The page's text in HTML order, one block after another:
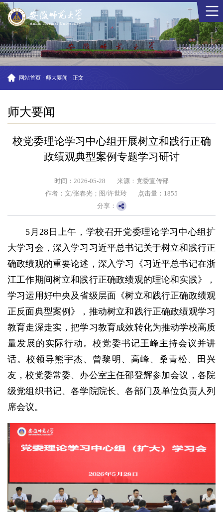
网站首页 · 师大要闻 · 正文
师大要闻
校党委理论学习中心组开展树立和践行正确
政绩观典型案例专题学习研讨
时间：2026-05-28
来源：党委宣传部
作者：文/张春光；图/许世玲
点击量： 1855
分享：
5月28日上午，学校召开党委理论学习中心组扩
大学习会，深入学习习近平总书记关于树立和践行正
确政绩观的重要论述，深入学习《习近平总书记在浙
江工作期间树立和践行正确政绩观的理论和实践》，
学习运用好中央及省级层面《树立和践行正确政绩观
正反面典型案例》，推动树立和践行正确政绩观学习
教育走深走实，把学习教育成效转化为推动学校高质
量发展的实际行动。校党委书记王峰主持会议并讲
话。校领导熊宇杰、曾黎明、高峰、桑青松、田兴
友，校党委常委、办公室主任邵登辉参加会议，各院
级党组织书记、各学院院长、各部门及单位负责人列
席会议。